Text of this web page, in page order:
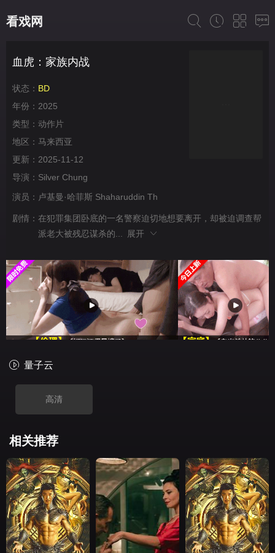
看戏网
血虎：家族内战
状态： BD
年份： 2025
类型： 动作片
地区： 马来西亚
更新： 2025-11-12
导演： Silver Chung
演员： 卢基曼·哈菲斯 Shaharuddin Th
剧情： 在犯罪集团卧底的一名警察迫切地想要离开，却被迫调查帮
派老大被残忍谋杀的...
展开
量子云
高清
相关推荐